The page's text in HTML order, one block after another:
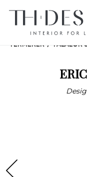
TERMÉKEK TÁLALÓK